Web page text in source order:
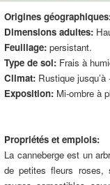
Origines
Dimensions adultes:
Feuillage: persistant.
Type de sol: Frais à
Climat: Rustique jusqu’à
Exposition: Mi-ombre à
Propriétés et emplois:
La canneberge est un
de petites fleurs roses,